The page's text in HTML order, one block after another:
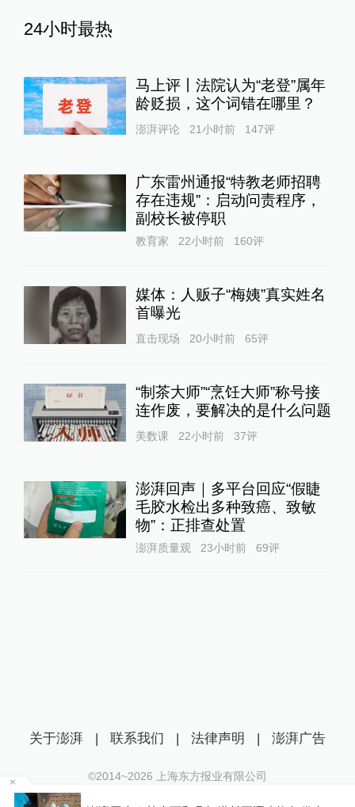
24小时最热
马上评丨法院认为“老登”属年
龄贬损，这个词错在哪里？
澎湃评论 21小时前 147评
广东雷州通报“特教老师招聘
存在违规”：启动问责程序，
副校长被停职
教育家 22小时前 160评
媒体：人贩子“梅姨”真实姓名
首曝光
直击现场 20小时前 65评
“制茶大师”“烹饪大师”称号接
连作废，要解决的是什么问题
美数课 22小时前 37评
澎湃回声｜多平台回应“假睫
毛胶水检出多种致癌、致敏
物”：正排查处置
澎湃质量观 23小时前 69评
关于澎湃 | 联系我们 | 法律声明 | 澎湃广告
©2014~2026 上海东方报业有限公司
沪ICP证：沪B2-20170116 | 沪ICP备14003370号